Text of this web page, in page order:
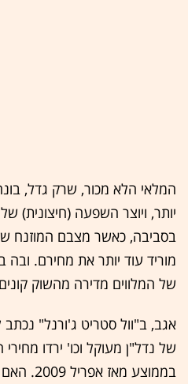
המלאי הלא מכור, שרק גדל, בונה
יותר, ויוצר השפעה (חיצונית)
בסביבה, כאשר מצבם המוזנח
מוריד עוד יותר את מחירם. ובה
של המלווים מדירה מהשוק
אגב, ב"וול סטריט ג'ורנל"
של נדל"ן מעוקל וכו' ירדו
בממוצע